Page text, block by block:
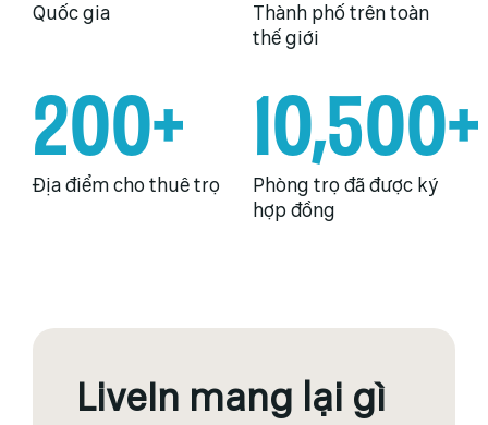
Quốc gia
Thành phố trên toàn
thế giới
200+
Địa điểm cho thuê trọ
10,500+
Phòng trọ đã được ký
hợp đồng
LiveIn mang lại gì